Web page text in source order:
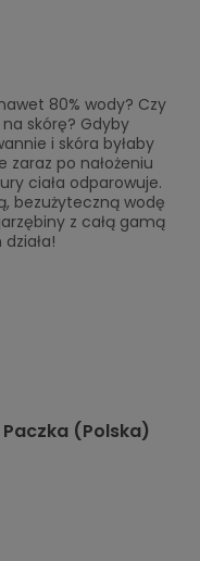
80% wody? Czy
skórę? Gdyby
i skóra byłaby
zaraz po nałożeniu
ciała odparowuje.
bezużyteczną wodę
z całą gamą
Paczka (Polska)
kosztów płatności